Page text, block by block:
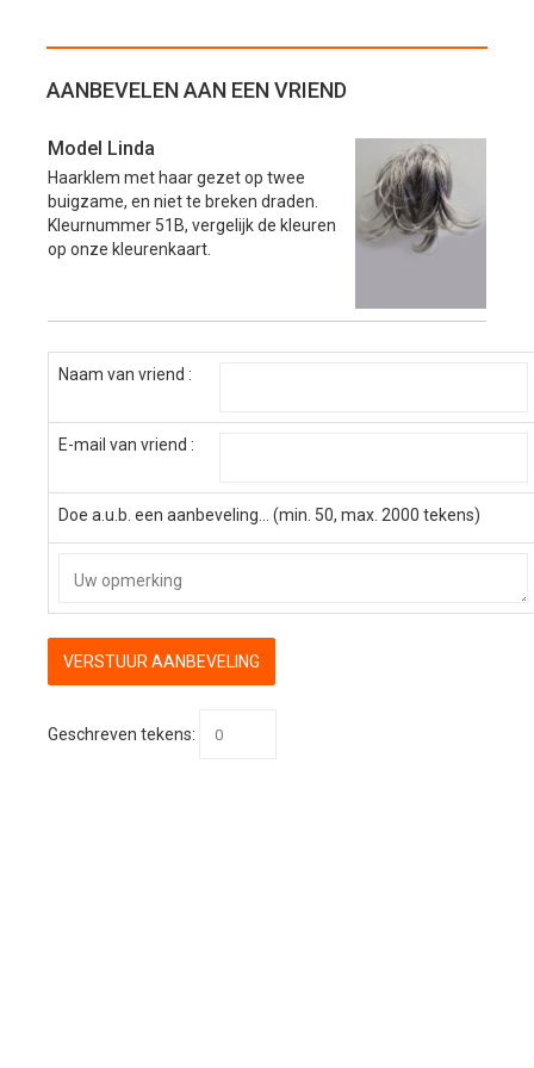
AANBEVELEN AAN EEN VRIEND
Model Linda
Haarklem met haar gezet op twee
buigzame, en niet te breken draden.
Kleurnummer 51B, vergelijk de kleuren
op onze kleurenkaart.
Naam van vriend :
E-mail van vriend :
Doe a.u.b. een aanbeveling... (min. 50, max. 2000 tekens)
Geschreven tekens: